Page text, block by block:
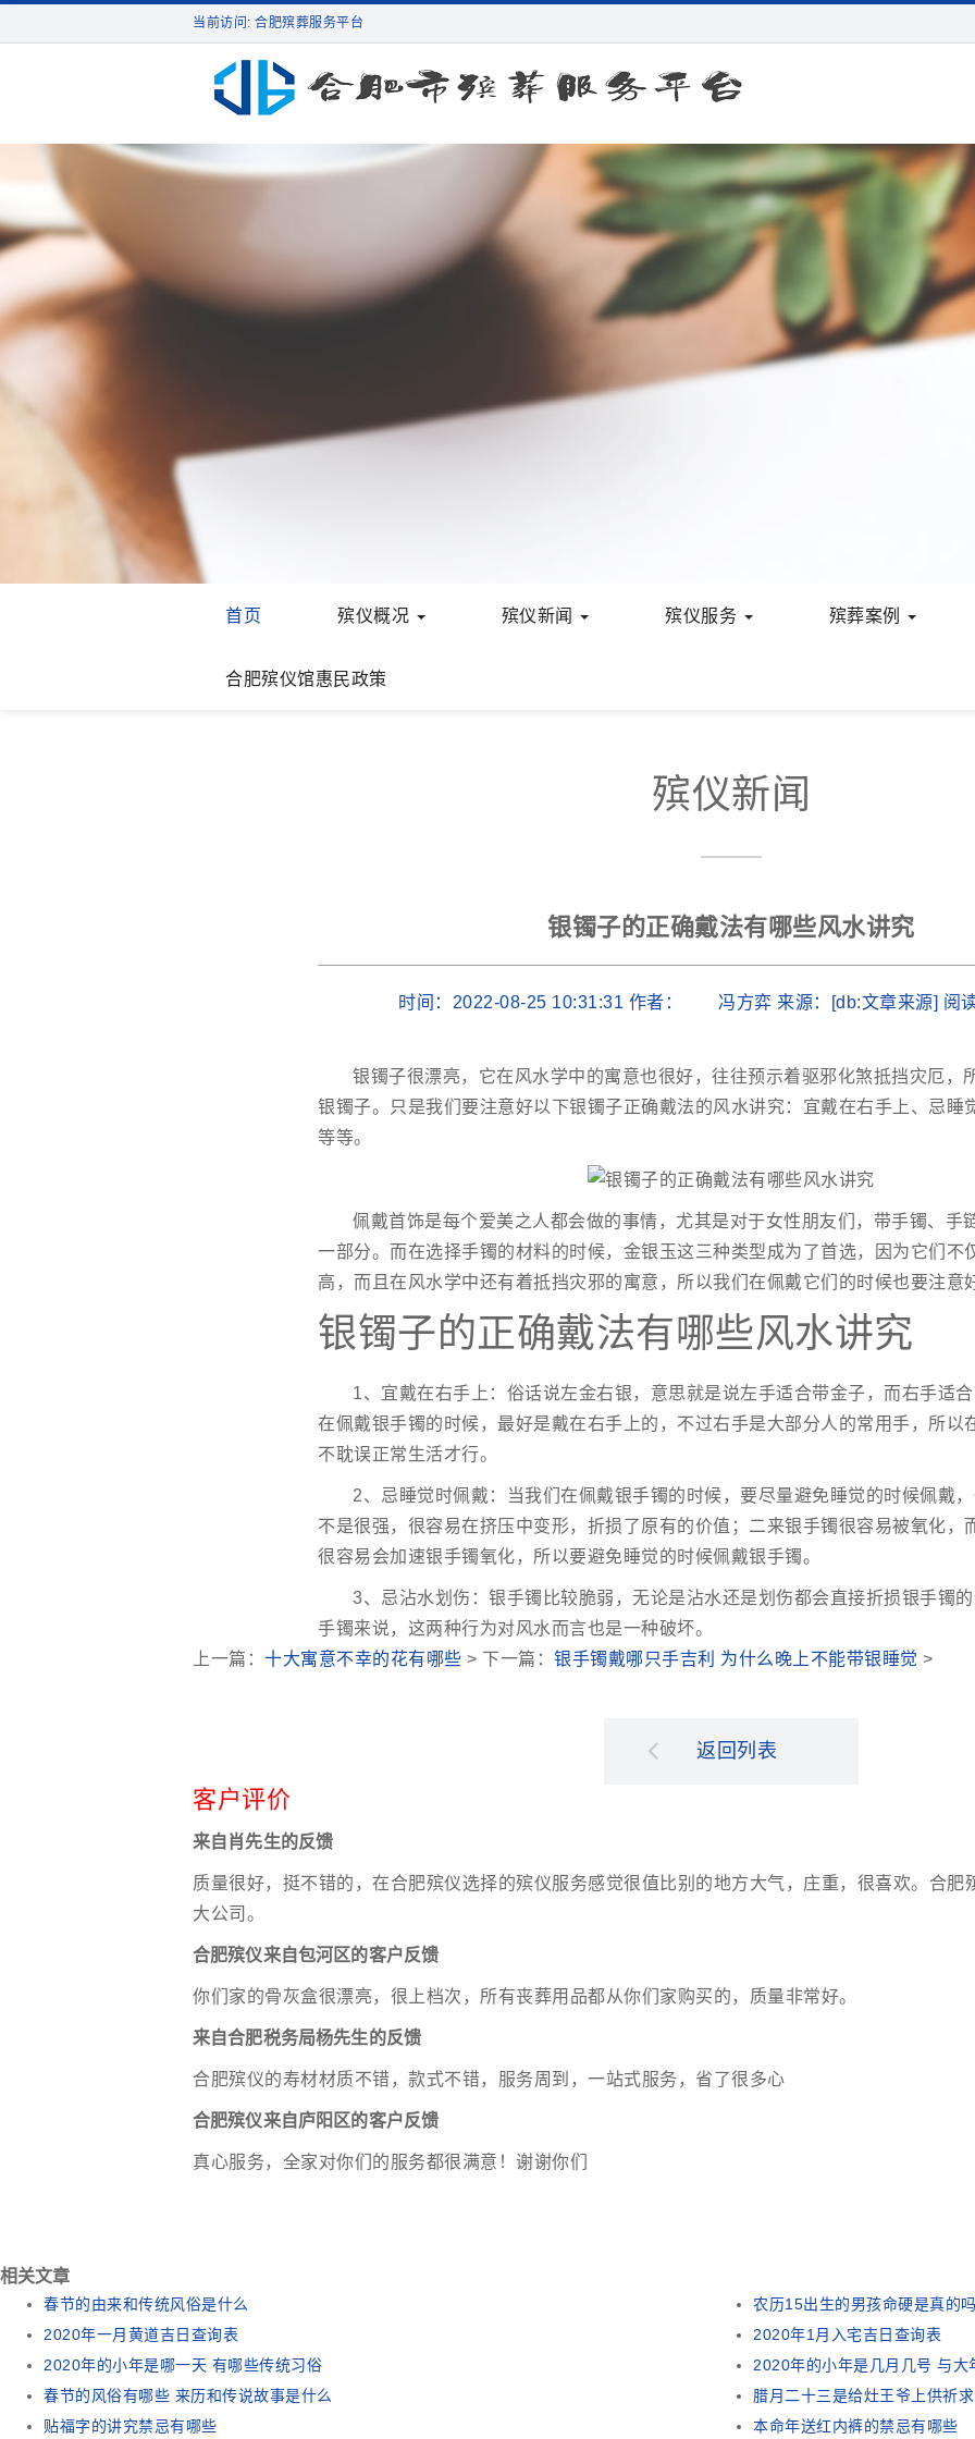
当前访问: 合肥殡葬服务平台
首页 殡仪概况 殡仪新闻 殡仪服务 殡葬案例
合肥殡仪馆惠民政策
殡仪新闻
银镯子的正确戴法有哪些风水讲究
时间：2022-08-25 10:31:31 作者： 冯方弈 来源：[db:文章来源] 阅
银镯子很漂亮，它在风水学中的寓意也很好，往往预示着驱邪化煞抵挡灾厄，
银镯子。只是我们要注意好以下银镯子正确戴法的风水讲究：宜戴在右手上、忌睡
等等。
佩戴首饰是每个爱美之人都会做的事情，尤其是对于女性朋友们，带手镯、手
一部分。而在选择手镯的材料的时候，金银玉这三种类型成为了首选，因为它们不
高，而且在风水学中还有着抵挡灾邪的寓意，所以我们在佩戴它们的时候也要注意
银镯子的正确戴法有哪些风水讲究
1、宜戴在右手上：俗话说左金右银，意思就是说左手适合带金子，而右手适
在佩戴银手镯的时候，最好是戴在右手上的，不过右手是大部分人的常用手，所以
不耽误正常生活才行。
2、忌睡觉时佩戴：当我们在佩戴银手镯的时候，要尽量避免睡觉的时候佩戴
不是很强，很容易在挤压中变形，折损了原有的价值；二来银手镯很容易被氧化，
很容易会加速银手镯氧化，所以要避免睡觉的时候佩戴银手镯。
3、忌沾水划伤：银手镯比较脆弱，无论是沾水还是划伤都会直接折损银手镯
手镯来说，这两种行为对风水而言也是一种破坏。
上一篇： 十大寓意不幸的花有哪些 > 下一篇： 银手镯戴哪只手吉利 为什么晚上不能带银睡觉 >
返回列表
客户评价
来自肖先生的反馈
质量很好，挺不错的，在合肥殡仪选择的殡仪服务感觉很值比别的地方大气，庄重，很喜欢。合
大公司。
合肥殡仪来自包河区的客户反馈
你们家的骨灰盒很漂亮，很上档次，所有丧葬用品都从你们家购买的，质量非常好。
来自合肥税务局杨先生的反馈
合肥殡仪的寿材材质不错，款式不错，服务周到，一站式服务，省了很多心
合肥殡仪来自庐阳区的客户反馈
真心服务，全家对你们的服务都很满意！谢谢你们
相关文章
春节的由来和传统风俗是什么
农历15出生的男孩命硬是真的
2020年一月黄道吉日查询表
2020年1月入宅吉日查询表
2020年的小年是哪一天 有哪些传统习俗
2020年的小年是几月几号 与大
春节的风俗有哪些 来历和传说故事是什么
腊月二十三是给灶王爷上供祈
贴福字的讲究禁忌有哪些
本命年送红内裤的禁忌有哪些